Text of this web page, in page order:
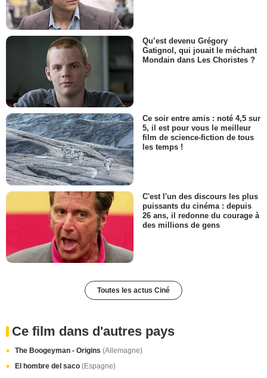
Qu’est devenu Grégory
Gatignol, qui jouait le méchant
Mondain dans Les Choristes ?
Ce soir entre amis : noté 4,5 sur
5, il est pour vous le meilleur
film de science-fiction de tous
les temps !
C'est l'un des discours les plus
puissants du cinéma : depuis
26 ans, il redonne du courage à
des millions de gens
Toutes les actus Ciné
Ce film dans d'autres pays
The Boogeyman - Origins (Allemagne)
El hombre del saco (Espagne)